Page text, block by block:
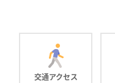
交通アクセス